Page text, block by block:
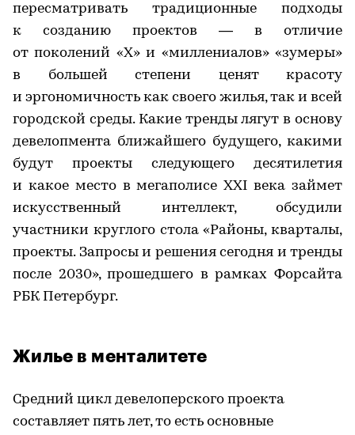
пересматривать традиционные подходы
к созданию проектов — в отличие
от поколений «Х» и «миллениалов» «зумеры»
в большей степени ценят красоту
и эргономичность как своего жилья, так и всей
городской среды. Какие тренды лягут в основу
девелопмента ближайшего будущего, какими
будут проекты следующего десятилетия
и какое место в мегаполисе XXI века займет
искусственный интеллект, обсудили
участники круглого стола «Районы, кварталы,
проекты. Запросы и решения сегодня и тренды
после 2030», прошедшего в рамках Форсайта
РБК Петербург.
Жилье в менталитете
Средний цикл девелоперского проекта
составляет пять лет, то есть основные